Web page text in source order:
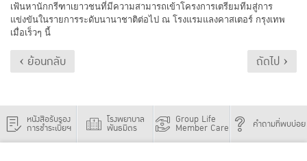
เฟ้นหานักกรีฑาเยาวชนที่มีความสามารถเข้าโครงการเตรียมทีมสู่การ
แข่งขันในรายการระดับนานาชาติต่อไป ณ โรงแรมแลงคาสเตอร์ กรุงเทพ
เมื่อเร็วๆ นี้
‹ ย้อนกลับ ถัดไป ›
หนังสือรับรอง
การชำระเบี้ยฯ
โรงพยาบาล
พันธมิตร
Group Life
Member Care คำถามที่พบบ่อย